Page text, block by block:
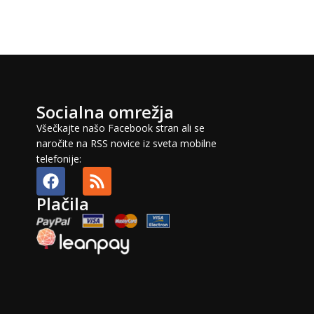
Socialna omrežja
Všečkajte našo Facebook stran ali se
naročite na RSS novice iz sveta mobilne
telefonije:
Plačila